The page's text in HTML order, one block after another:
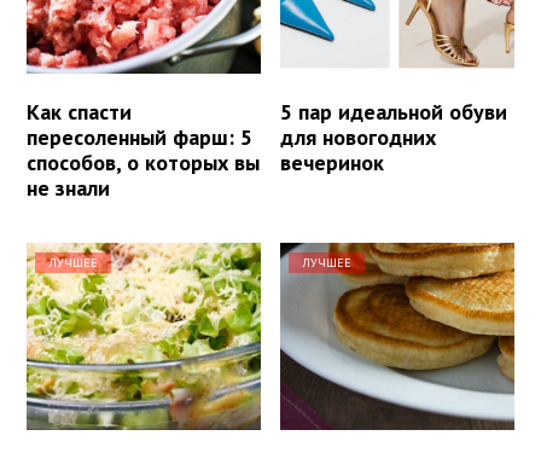
Как спасти
пересоленный фарш: 5
способов, о которых вы
не знали
5 пар идеальной обуви
для новогодних
вечеринок
ЛУЧШЕЕ ЛУЧШЕЕ